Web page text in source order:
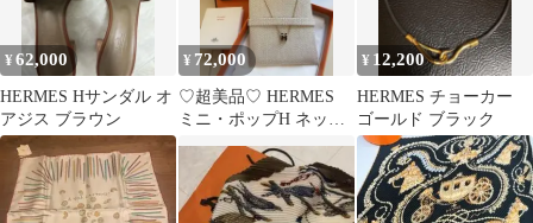
¥62,000
HERMES Hサンダル オ
アジス ブラウン
¥ 72,000
♡超美品♡ HERMES
ミニ・ポップH ネック
レス ブラック ピンク
ゴールド
¥ 12,200
HERMES チョーカー
ゴールド ブラック